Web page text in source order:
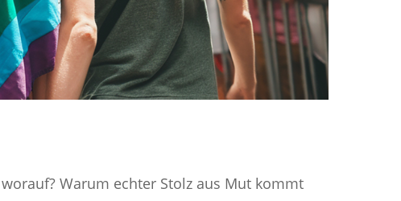
Warum echter Stolz aus Mut kommt